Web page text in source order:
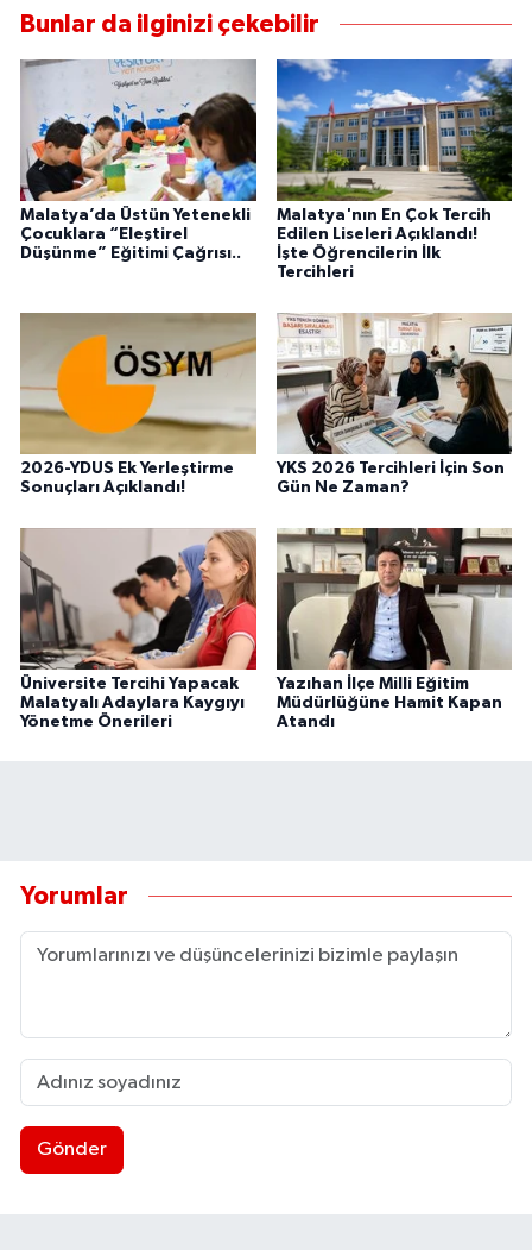
Bunlar da ilginizi çekebilir
Malatya’da Üstün Yetenekli
Çocuklara “Eleştirel
Düşünme” Eğitimi Çağrısı..
Malatya'nın En Çok Tercih
Edilen Liseleri Açıklandı!
İşte Öğrencilerin İlk
Tercihleri
2026-YDUS Ek Yerleştirme
Sonuçları Açıklandı!
YKS 2026 Tercihleri İçin Son
Gün Ne Zaman?
Üniversite Tercihi Yapacak
Malatyalı Adaylara Kaygıyı
Yönetme Önerileri
Yazıhan İlçe Milli Eğitim
Müdürlüğüne Hamit Kapan
Atandı
Yorumlar
Gönder